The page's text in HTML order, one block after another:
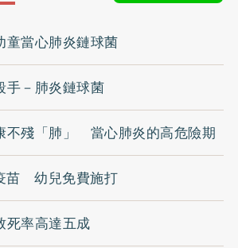
當心肺炎鏈球菌
手－肺炎鏈球菌
不殘「肺」 當心肺炎的高危險期
苗 幼兒免費施打
率高達五成